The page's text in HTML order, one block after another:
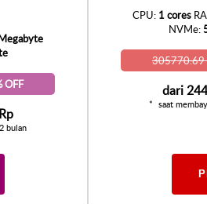
OFF
bulan
CPU: 1 cores
NVMe:
305770.69
dari
saat